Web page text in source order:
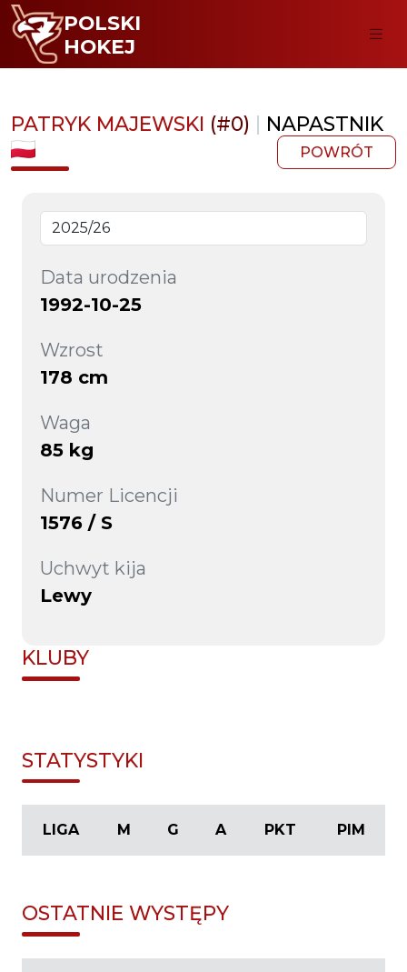
POLSKI
HOKEJ
PATRYK MAJEWSKI (#0) | NAPASTNIK
POWRÓT
Data urodzenia
1992-10-25
Wzrost
178 cm
Waga
85 kg
Numer Licencji
1576 / S
Uchwyt kija
Lewy
KLUBY
STATYSTYKI
LIGA M G A PKT PIM
OSTATNIE WYSTĘPY